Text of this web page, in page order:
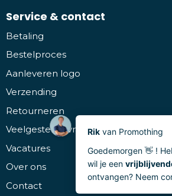
Service & contact
Betaling
Bestelproces
Aanleveren logo
Verzending
Retourneren
Veelgestelde vragen
Vacatures
Over ons
Contact